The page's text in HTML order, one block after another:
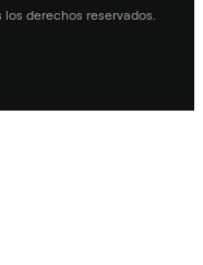
los derechos reservados.